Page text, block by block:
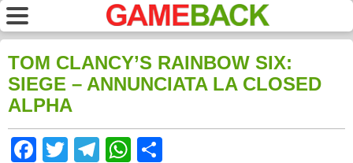
TOM CLANCY’S RAINBOW SIX:
SIEGE – ANNUNCIATA LA CLOSED
ALPHA
Facebook
TwitterTelegram
WhatsApp